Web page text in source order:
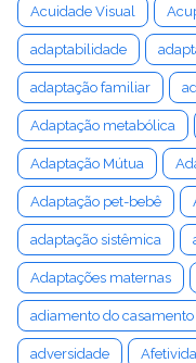
Acuidade Visual
adaptabilidade
adaptação familiar
Adaptação metabólica
Adaptação Mútua
Adaptação pet-bebê
adaptação sistêmica
Adaptações maternas
adiamento do casamento
adversidade